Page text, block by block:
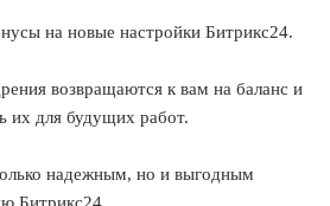
на новые настройки Битрикс24.
возвращаются к вам на баланс и
их для будущих работ.
надежным, но и выгодным
Битрикс24.